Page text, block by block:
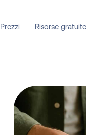
Prezzi Risorse gratuite